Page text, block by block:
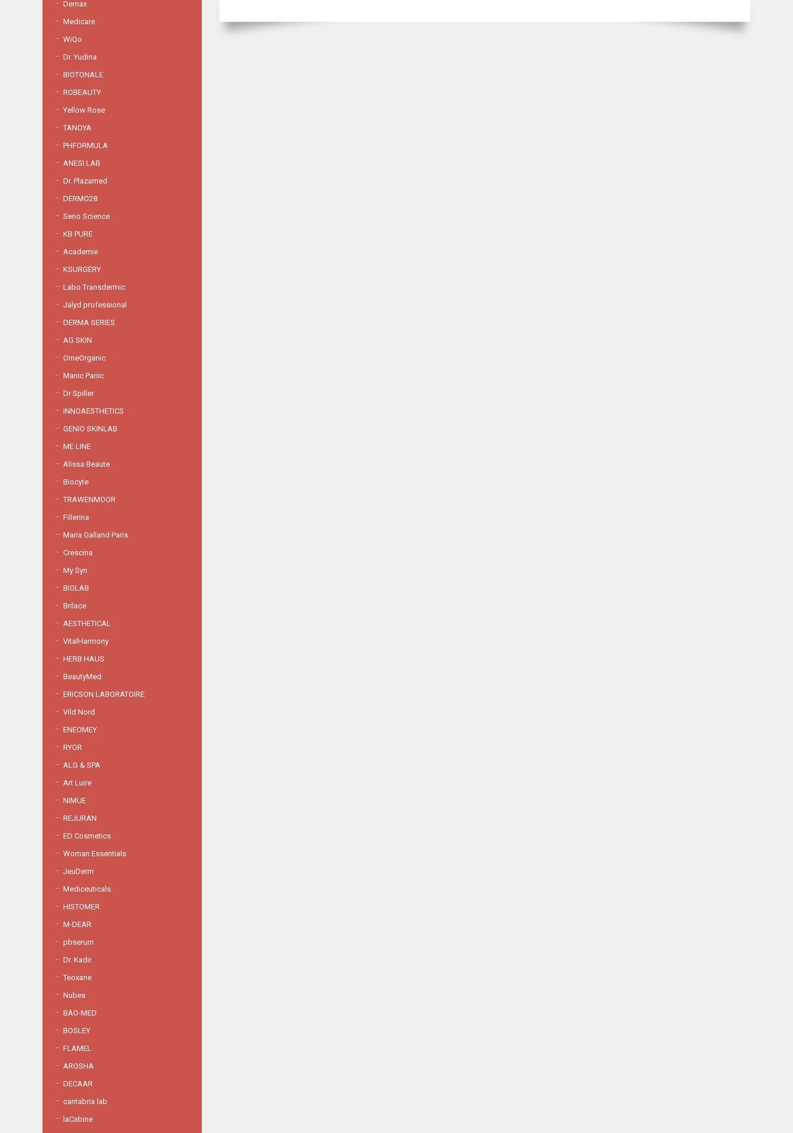
Demax
Medicare
WiQo
Dr. Yudina
BIOTONALE
ROBEAUTY
Yellow Rose
TANOYA
PHFORMULA
ANESI LAB
Dr. Plazamed
DERMO28
Seno Science
KB PURE
Academie
KSURGERY
Labo Transdermic
Jalyd professional
DERMA SERIES
AG SKIN
OmeOrganic
Manic Panic
Dr Spiller
INNOAESTHETICS
GENIO SKINLAB
ME LINE
Alissa Beaute
Biocyte
TRAWENMOOR
Fillerina
Maria Galland Paris
Crescina
My Syn
BIOLAB
Brilace
AESTHETICAL
VitalHarmony
HERB HAUS
BeautyMed
ERICSON LABORATOIRE
Vild Nord
ENEOMEY
RYOR
ALG & SPA
Art Luire
NIMUE
REJURAN
ED Cosmetics
Woman Essentials
JeuDerm
Mediceuticals
HISTOMER
M-DEAR
pbserum
Dr. Kadir
Teoxane
Nubea
BAO-MED
BOSLEY
FLAMEL
AROSHA
DECAAR
cantabria lab
laCabine